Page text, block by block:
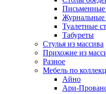
Письменные
Журнальные
Туалетные
Табуреты
Стулья из массива
Прихожие из
Разное
Мебель по
Айно
Ари-